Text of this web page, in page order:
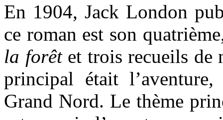
En 1904, Jack London
ce roman est son
la forêtet trois recueils de
principal était
Grand Nord. Le thème